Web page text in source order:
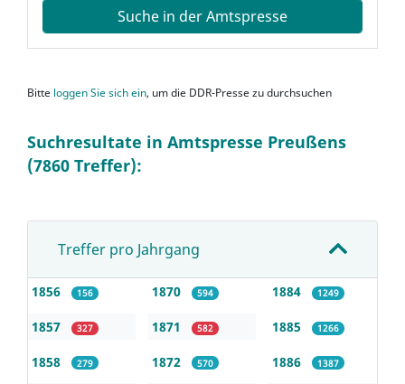
Suche in der Amtspresse
Bitte loggen Sie sich ein, um die DDR-Presse zu durchsuchen
Suchresultate in Amtspresse Preußens
(7860 Treffer):
Treffer pro Jahrgang
1856 156
1857 327
1858 279
1870 594
1871 582
1872 570
1884 1249
1885 1266
1886 1387